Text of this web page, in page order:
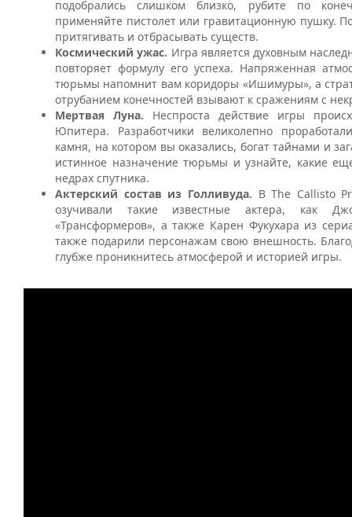
подобрались слишком близко, рубите по
применяйте пистолет или гравитационную пушку.
притягивать и отбрасывать существ.
Космический ужас. Игра является духовным
повторяет формулу его успеха. Напряженная
тюрьмы напомнит вам коридоры «Ишимуры», а
отрубанием конечностей взывают к сражениям с
Мертвая Луна. Неспроста действие игры
Юпитера. Разработчики великолепно
камня, на котором вы оказались, богат тайнами и
истинное назначение тюрьмы и узнайте, какие
недрах спутника.
Актерский состав из Голливуда. В The Callisto
озучивали такие известные актера, как
«Трансформеров», а также Карен Фукухара из
также подарили персонажам свою внешность.
глубже проникнитесь атмосферой и историей